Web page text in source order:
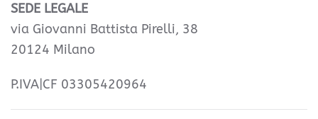
SEDE LEGALE
via Giovanni Battista Pirelli, 38
20124 Milano
P.IVA|CF 03305420964